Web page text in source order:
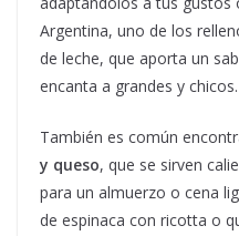
Argentina, uno de los
de leche, que aporta un
encanta a grandes y chicos.
También es común
y queso, que se sirven
para un almuerzo o cena
de espinaca con ricotta o